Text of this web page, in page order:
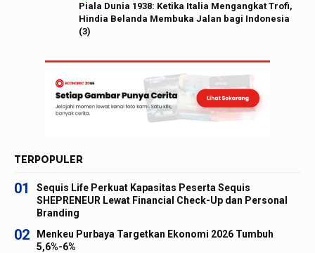
Piala Dunia 1938: Ketika Italia Mengangkat Trofi,
Hindia Belanda Membuka Jalan bagi Indonesia
(3)
TERPOPULER
01
Sequis Life Perkuat Kapasitas Peserta Sequis
SHEPRENEUR Lewat Financial Check-Up dan Personal
Branding
02
Menkeu Purbaya Targetkan Ekonomi 2026 Tumbuh
5,6%-6%